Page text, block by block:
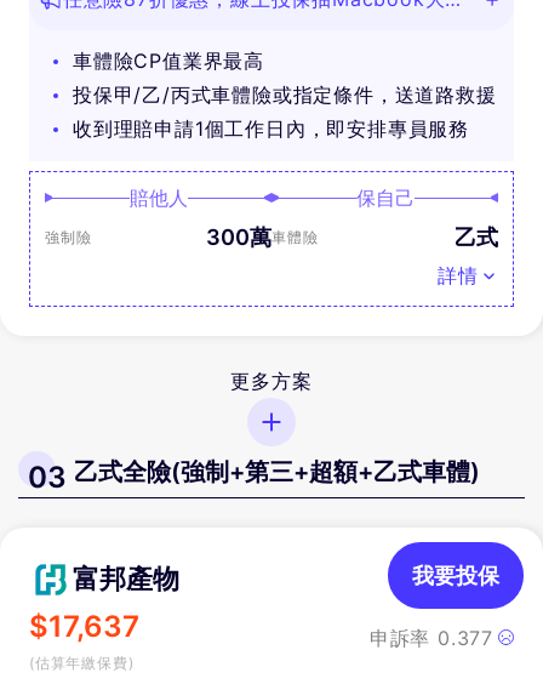
車體險CP值業界最高
投保甲/乙/丙式車體險或指定條件，送道路救援
收到理賠申請1個工作日內，即安排專員服務
賠他人
強制險 300萬
保自己
車體險 乙式
詳情
更多方案
03 乙式全險(強制+第三+超額+乙式車體)
富邦產物
$17,637
(估算年繳保費)
申訴率 0.377
我要投保